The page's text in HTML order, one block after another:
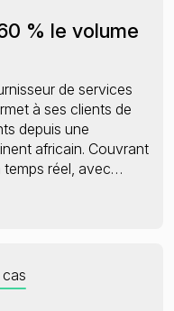
% le volume
de services
à ses clients de
depuis une
africain. Couvrant
temps réel, avec…